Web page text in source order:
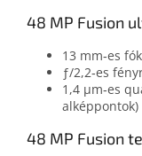
48 MP Fusion
13 mm‑es
ƒ/2,2‑es
1,4 μm‑es
alképpontok)
48 MP Fusion